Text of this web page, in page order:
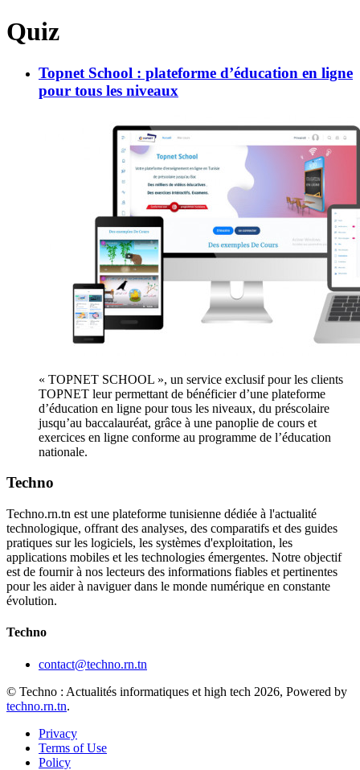
Quiz
Topnet School : plateforme d’éducation en ligne
pour tous les niveaux
« TOPNET SCHOOL », un service exclusif pour les clients
TOPNET leur permettant de bénéficier d’une plateforme
d’éducation en ligne pour tous les niveaux, du préscolaire
jusqu’au baccalauréat, grâce à une panoplie de cours et
exercices en ligne conforme au programme de l’éducation
nationale.
Techno
Techno.rn.tn est une plateforme tunisienne dédiée à l'actualité
technologique, offrant des analyses, des comparatifs et des guides
pratiques sur les logiciels, les systèmes d'exploitation, les
applications mobiles et les technologies émergentes. Notre objectif
est de fournir à nos lecteurs des informations fiables et pertinentes
pour les aider à naviguer dans le monde numérique en constante
évolution.
Techno
contact@techno.rn.tn
© Techno : Actualités informatiques et high tech 2026, Powered by
techno.rn.tn.
Privacy
Terms of Use
Policy